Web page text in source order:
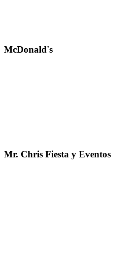
McDonald's
Mr. Chris Fiesta y Eventos